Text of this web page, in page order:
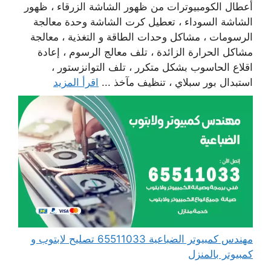
أعطال الكومبيوترات من ظهور الشاشة الزرقاء ، ظهور
الشاشة السوداء ، تعطيل كرت الشاشة وحدة معالجة
الرسومات ، مشاكل وحدات الطاقة و التغذية ، معالجة
مشاكل الحرارة الزائدة ، تلف معالج الرسوم ، إعادة
اقلاع الحاسوب بشكل متكرر ، تلف التوانزستور ،
استبدال بور سبلاي ، تنظيف مآخذ ... اقرأ المزيد
مهندس كمبيوتر الضباعية 65511033 تصليح لابتوب و
كمبيوتر بالمنزل